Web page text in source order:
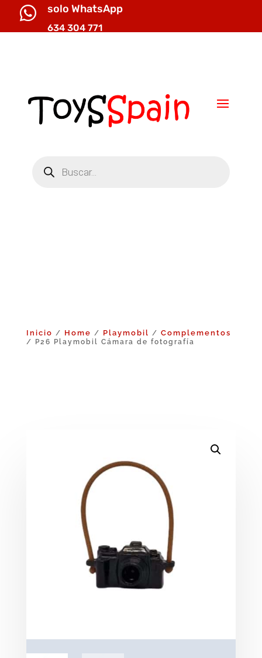
 solo WhatsApp
634 304 771
productos
Inicio / Home / Playmobil / Complementos
/ P26 Playmobil Cámara de fotografía